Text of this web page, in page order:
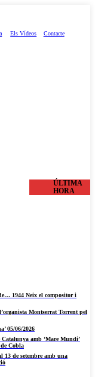
Els Vídeos Contacte
ÚLTIMA
HORA
1944 Neix el compositor i
Montserrat Torrent pel
05/06/2026
amb ‘Mare Mundi’
Cobla
13 de setembre amb una